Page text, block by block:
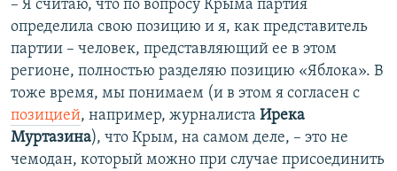
– Я считаю, что по вопросу Крыма партия
определила свою позицию и я, как представитель
партии – человек, представляющий ее в этом
регионе, полностью разделяю позицию «Яблока». В
тоже время, мы понимаем (и в этом я согласен с
позицией, например, журналиста Ирека
Муртазина), что Крым, на самом деле, – это не
чемодан, который можно при случае присоединить